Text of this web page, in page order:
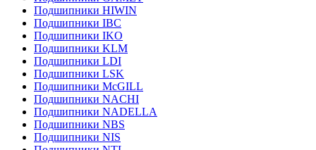
Подшипники HIWIN
Подшипники IBC
Подшипники IKO
Подшипники KLM
Подшипники LDI
Подшипники LSK
Подшипники McGILL
Подшипники NACHI
Подшипники NADELLA
Подшипники NBS
Подшипники NIS